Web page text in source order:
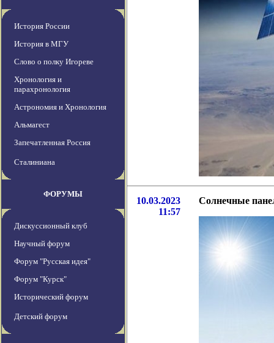
История России
История в МГУ
Слово о полку Игореве
Хронология и
парахронология
Астрономия и Хронология
Альмагест
Запечатленная Россия
Сталиниана
ФОРУМЫ
Дискуссионный клуб
Научный форум
Форум "Русская идея"
Форум "Курск"
Исторический форум
Детский форум
10.03.2023
11:57
Солнечные